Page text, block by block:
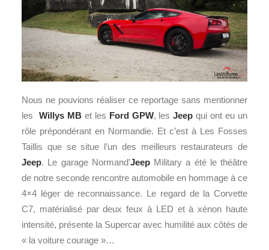
Nous ne pouvions réaliser ce reportage sans mentionner
les Willys MBet les FordGPW, lesJeep qui ont eu un
rôle prépondérant en Normandie. Et c’est à Les Fosses
Taillis que se situe l’un des meilleurs restaurateurs de
Jeep. Le garage Normand’JeepMilitary a été le théâtre
de notre seconde rencontre automobile en hommage à ce
4×4 léger de reconnaissance. Le regard de la Corvette
C7, matérialisé par deux feux à LED et à xénon haute
intensité, présente la Supercar avec humilité aux côtés de
« la voiture courage »…